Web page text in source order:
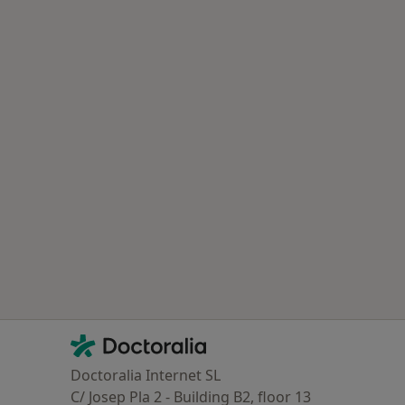
Contacto
Doctoralia - Homepage
Doctoralia Internet SL
C/ Josep Pla 2 - Building B2, floor 13